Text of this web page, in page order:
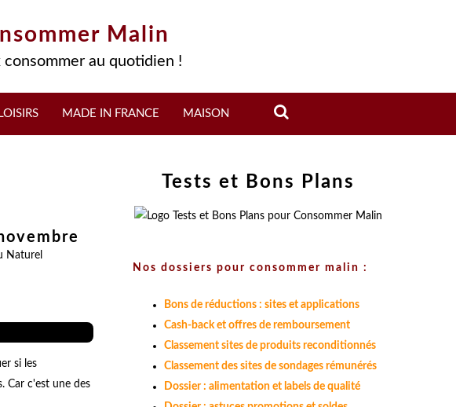
Malin
au quotidien !
LOISIRS MADE IN FRANCE MAISON
Naturel
si les
Car c'est une des
Tests et Bons Plans
Nos dossiers pour consommer malin :
Bons de réductions : sites et applications
Cash-back et offres de remboursement
Classement sites de produits reconditionnés
Classement des sites de sondages rémunérés
Dossier : alimentation et labels de qualité